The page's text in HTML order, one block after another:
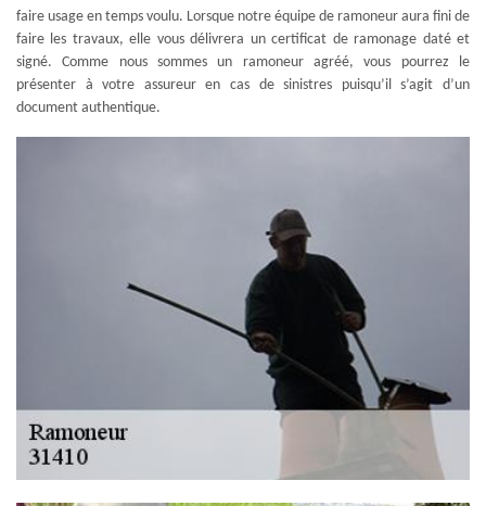
faire usage en temps voulu. Lorsque notre équipe de ramoneur aura fini de
faire les travaux, elle vous délivrera un certificat de ramonage daté et
signé. Comme nous sommes un ramoneur agréé, vous pourrez le
présenter à votre assureur en cas de sinistres puisqu’il s’agit d’un
document authentique.